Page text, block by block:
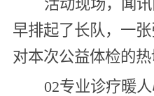
活动现场，闻
早排起了长队，一
对本次公益体检的热
02专业诊疗暖